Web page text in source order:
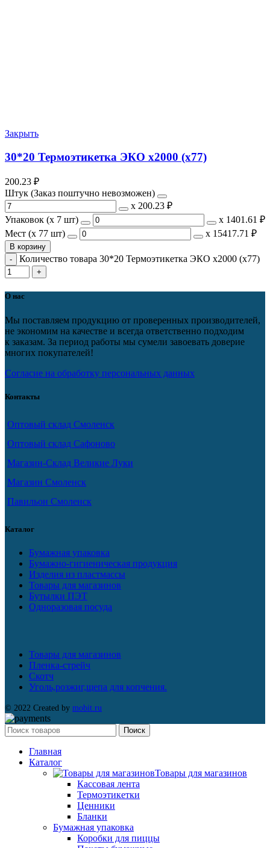
Закрыть
30*20 Термоэтикетка ЭКО x2000 (x77)
200.23 ₽
Штук (Заказ поштучно невозможен)
х 200.23 ₽
Упаковок (x 7 шт)
х 1401.61 ₽
Мест (x 77 шт)
х 15417.71 ₽
В корзину
Количество товара 30*20 Термоэтикетка ЭКО x2000 (x77)
О нас
Мы поставляем продукцию от проверенных производителей,
не экономим на качестве и всегда ответственно подходим
к заказам. За период работы мы сумели завоевать доверие
многих покупателей!
Согласие на обработку персональных данных
Контакты
Оптовый склад Смоленск
Оптовый склад Сафоново
Магазин-Склад Великие Луки
Магазин Смоленск
Павильон Смоленск
Каталог
Бумажная упаковка
Бумажно-гигиеническая продукция
Изделия из пластмассы
Товары для магазинов
Бутылки ПЭТ
Одноразовая посуда
Товары для магазинов
Пленка-стрейч
Скотч
Уголь,розжиг,щепа для копчения.
© 2022 Created by mobit.ru
Поиск
Главная
Каталог
Товары для магазинов
Кассовая лента
Термоэтикетки
Ценники
Бланки
Бумажная упаковка
Коробки для пиццы